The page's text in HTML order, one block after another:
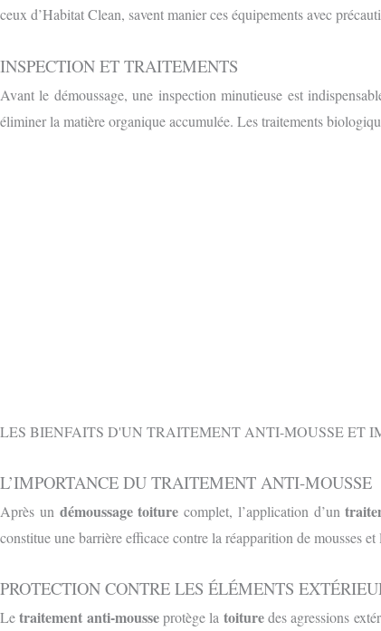
ceux d’Habitat Clean, savent manier ces équipements avec
INSPECTION ET TRAITEMENTS
Avant le démoussage, une inspection minutieuse est
éliminer la matière organique accumulée. Les traitements
LES BIENFAITS D'UN TRAITEMENT ANTI-MOUSSE ET
L’IMPORTANCE DU TRAITEMENT ANTI-MOUSSE
Après un démoussage toiture complet, l’application d’un
constitue une barrière efficace contre la réapparition de mousses
PROTECTION CONTRE LES ÉLÉMENTS EXTÉ
Letraitement anti-mousseprotège la toituredes agressions